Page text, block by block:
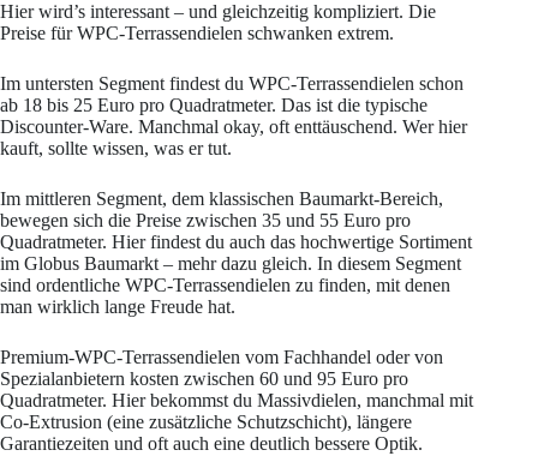
Hier wird’s interessant – und gleichzeitig kompliziert. Die
Preise für WPC-Terrassendielen schwanken extrem.
Im untersten Segment findest du WPC-Terrassendielen schon
ab 18 bis 25 Euro pro Quadratmeter. Das ist die typische
Discounter-Ware. Manchmal okay, oft enttäuschend. Wer hier
kauft, sollte wissen, was er tut.
Im mittleren Segment, dem klassischen Baumarkt-Bereich,
bewegen sich die Preise zwischen 35 und 55 Euro pro
Quadratmeter. Hier findest du auch das hochwertige Sortiment
im Globus Baumarkt – mehr dazu gleich. In diesem Segment
sind ordentliche WPC-Terrassendielen zu finden, mit denen
man wirklich lange Freude hat.
Premium-WPC-Terrassendielen vom Fachhandel oder von
Spezialanbietern kosten zwischen 60 und 95 Euro pro
Quadratmeter. Hier bekommst du Massivdielen, manchmal mit
Co-Extrusion (eine zusätzliche Schutzschicht), längere
Garantiezeiten und oft auch eine deutlich bessere Optik.